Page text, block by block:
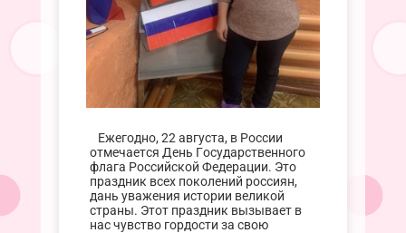
Ежегодно, 22 августа, в России
отмечается День Государственного
флага Российской Федерации. Это
праздник всех поколений россиян,
дань уважения истории великой
страны. Этот праздник вызывает в
нас чувство гордости за свою